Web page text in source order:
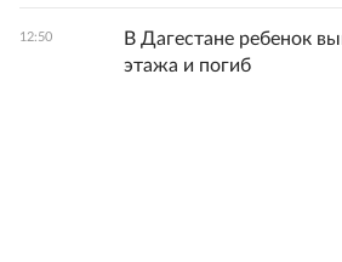
12:50
В Дагестане ребенок
этажа и погиб